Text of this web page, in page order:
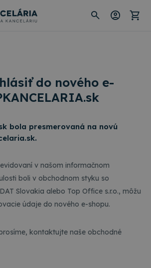
do nového e-
bola presmerovaná na novú
v našom informačnom
boli v obchodnom styku so
Slovakia alebo Top Office s.r.o., môžu
údaje do nového e-shopu.
kontaktujte naše obchodné